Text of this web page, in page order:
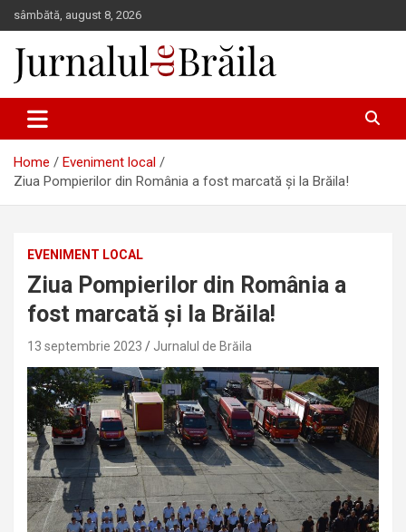
Skip
to
content
sâmbătă, august 8, 2026
Jurnalul de Brăila
Home
Eveniment local
Ziua Pompierilor din România a fost marcată și la Brăila!
EVENIMENT LOCAL
Ziua Pompierilor din România a
fost marcată și la Brăila!
13 septembrie 2023 Jurnalul de Brăila